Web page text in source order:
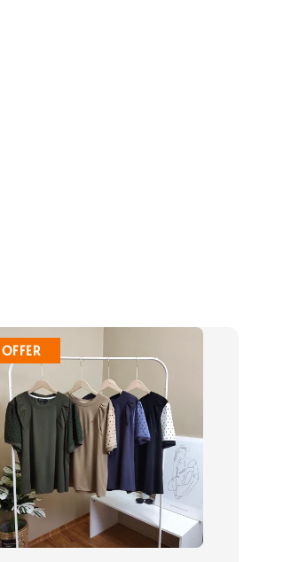
OFFER